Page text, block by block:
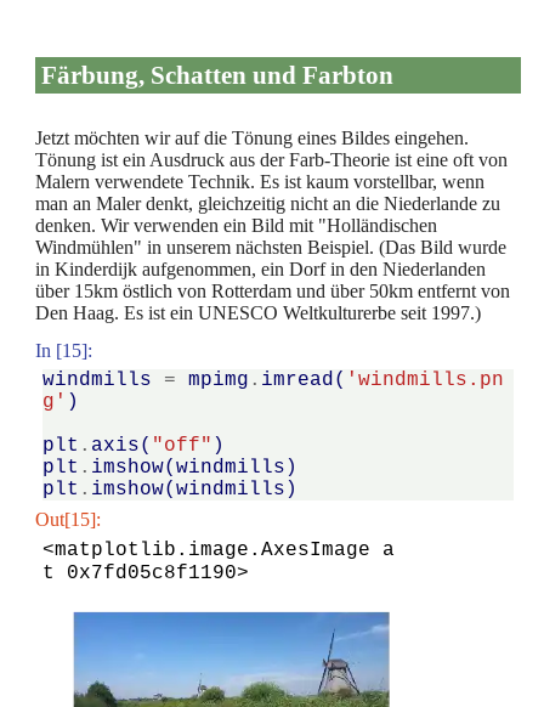
Färbung, Schatten und Farbton
Jetzt möchten wir auf die Tönung eines Bildes eingehen.
Tönung ist ein Ausdruck aus der Farb-Theorie ist eine oft von
Malern verwendete Technik. Es ist kaum vorstellbar, wenn
man an Maler denkt, gleichzeitig nicht an die Niederlande zu
denken. Wir verwenden ein Bild mit "Holländischen
Windmühlen" in unserem nächsten Beispiel. (Das Bild wurde
in Kinderdijk aufgenommen, ein Dorf in den Niederlanden
über 15km östlich von Rotterdam und über 50km entfernt von
Den Haag. Es ist ein UNESCO Weltkulturerbe seit 1997.)
In [15]:
windmills = mpimg . imread( 'windmills.pn
g' )
plt . axis( "off" )
plt . imshow(windmills )
plt . imshow(windmills )
Out[15]:
<matplotlib.image.AxesImage a
t 0x7fd05c8f1190>